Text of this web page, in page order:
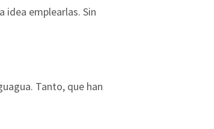
idea emplearlas. Sin
Tanto, que han